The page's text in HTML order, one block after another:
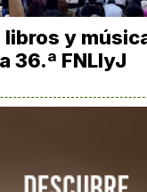
libros y
36.ª FNLIyJ